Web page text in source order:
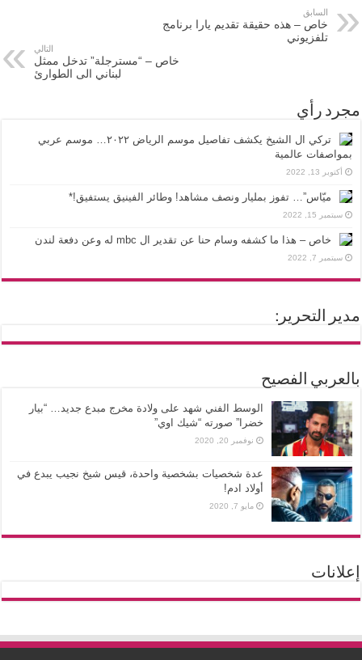
السابق
خاص – هذه حقيقة تقديم يارا برنامج
تلفزيوني
التالي
خاص – “مسترجلة” تدخل ممثل
لبناني الى الطوارئ
مجرد رأي
تركي ال الشيخ يكشف تفاصيل موسم الرياض ٢٠٢٢… موسم عربي
بمواصفات عالمية
أكتوبر 13, 2022
ميّاس”… تفوز بمليار ونصف مشاهد! وطائر الفينيق يستفيق!*
سبتمبر 15, 2022
خاص – هذا ما كشفه وسام حنا عن تقدير ال mbc له وعن دفعة لندن
سبتمبر 7, 2022
مدير التحرير:
بالعربي الفصيح
الوسط الفني شهد على ولادة مخرج مبدع جديد… “بيار
خضرا” صورته “شيك اوي”
نوفمبر 20, 2020
عدة شخصيات بشخصية واحدة، قيس شيخ نجيب يبدع في
أولاد ادم!
مايو 7, 2020
إعلانات